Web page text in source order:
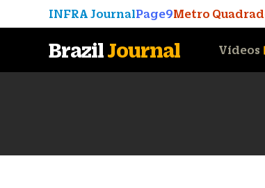
INFRA JournalPage9Metro
BrazilJournal Vídeos